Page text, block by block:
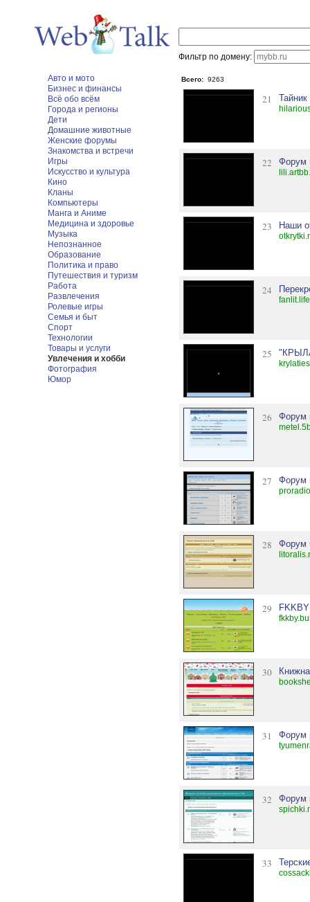
Фильтр по домену:
Авто и мото
Бизнес и финансы
Всё обо всём
Города и регионы
Дети
Домашние животные
Женские форумы
Знакомства и встречи
Игры
Искусство и культура
Кино
Кланы
Компьютеры
Манга и Аниме
Медицина и здоровье
Музыка
Непознанное
Образование
Политика и право
Путешествия и туризм
Работа
Развлечения
Ролевые игры
Семья и быт
Спорт
Технологии
Товары и услуги
Увлечения и хобби
Фотография
Юмор
Всего: 9263
21
22 Форум
23 Наши
24
25
26 Форум
27 Форум
28 Форум
29 FKKBY
30
31 Форум
32 Форум
33